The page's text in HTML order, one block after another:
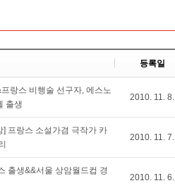
등록일
랑스 비행술 선구자, 에스노
출생
2010. 11. 8.
프랑스 소설가겸 극작가 카
2010. 11. 7.
출생&&서울 상암월드컵 경
2010. 11. 6.